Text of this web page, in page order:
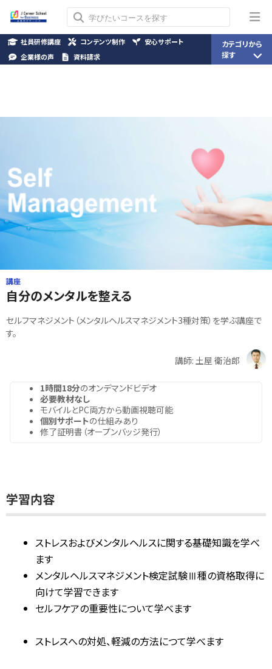
講座
自分のメンタルを整える
セルフマネジメント（メンタルヘルスマネジメント3種対策）を学ぶ講座で
す。
講師: 土屋 衛治郎
1時間18分のオンデマンドビデオ
必要教材なし
モバイルとPC両方から動画視聴可能
個別サポートの仕組みあり
修了証明書（オープンバッジ発行）
学習内容
ストレスおよびメンタルヘルスに関する基礎知識を学べ
ます
メンタルヘルスマネジメント検定試験Ⅲ種の資格取得に
向けて学習できます
セルフケアの重要性について学べます
ストレスへの対処、軽減の方法につて学べます
社員研修講座 コンテンツ制作
安心サポート
企業様の声
資料請求
カテゴリから
探す